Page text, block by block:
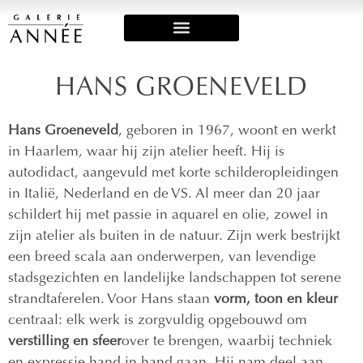
HANS GROENEVELD
Hans Groeneveld, geboren in 1967, woont en werkt
in Haarlem, waar hij zijn atelier heeft. Hij is
autodidact, aangevuld met korte schilderopleidingen
in Italië, Nederland en de VS. Al meer dan 20 jaar
schildert hij met passie in aquarel en olie, zowel in
zijn atelier als buiten in de natuur. Zijn werk bestrijkt
een breed scala aan onderwerpen, van levendige
stadsgezichten en landelijke landschappen tot serene
strandtaferelen. Voor Hans staan vorm, toon en kleur
centraal: elk werk is zorgvuldig opgebouwd om
verstilling en sfeerover te brengen, waarbij techniek